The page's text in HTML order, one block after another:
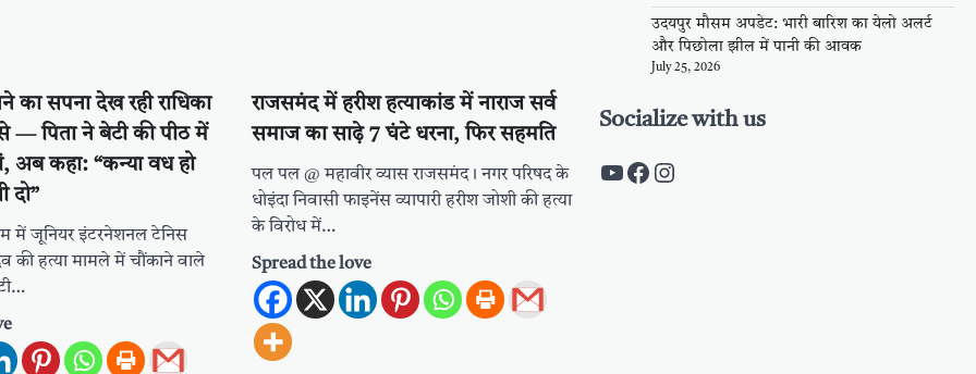
का सपना देख रही राधिका
— पिता ने बेटी की पीठ में
अब कहा: “कन्या वध हो
दो”
में जूनियर इंटरनेशनल टेनिस
की हत्या मामले में चौंकाने वाले
राजसमंद में हरीश हत्याकांड में नाराज सर्व
समाज का साढ़े 7 घंटे धरना, फिर सहमति
पल पल @ महावीर व्यास राजसमंद। नगर परिषद के
धोइंदा निवासी फाइनेंस व्यापारी हरीश जोशी की हत्या
के विरोध में…
Spread the love
उदयपुर मौसम अपडेट: भारी बारिश का येलो अलर्ट
और पिछोला झील में पानी की आवक
July 25, 2026
Socialize with us
https://www.youtube.com/c/
https://www.facebook.com/
Instagram